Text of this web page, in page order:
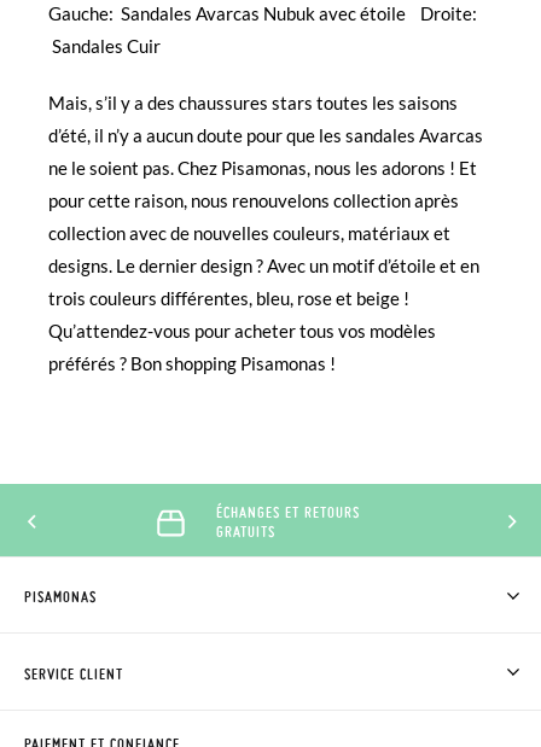
Gauche: Sandales Avarcas Nubuk avec étoile
Droite:
Sandales Cuir
Mais, s’il y a des chaussures stars toutes les saisons
d’été, il n’y a aucun doute pour que les sandales Avarcas
ne le soient pas. Chez Pisamonas, nous les adorons ! Et
pour cette raison, nous renouvelons collection après
collection avec de nouvelles couleurs, matériaux et
designs. Le dernier design ? Avec un motif d’étoile et en
trois couleurs différentes, bleu, rose et beige !
Qu’attendez-vous pour acheter tous vos modèles
préférés ? Bon shopping Pisamonas !
ÉCHANGES ET RETOURS
GRATUITS
PISAMONAS
CLUB PISAMONAS
SERVICE CLIENT
DEMANDER RETOUR